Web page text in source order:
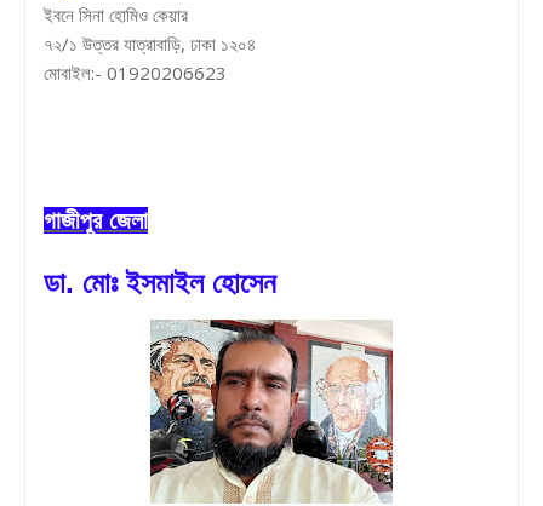
ইবনে সিনা হোমিও কেয়ার
৭২/১ উত্তর যাত্রাবাড়ি, ঢাকা ১২০৪
মোবাইল:- 01920206623
গাজীপুর জেলা
ডা. মোঃ ইসমাইল হোসেন